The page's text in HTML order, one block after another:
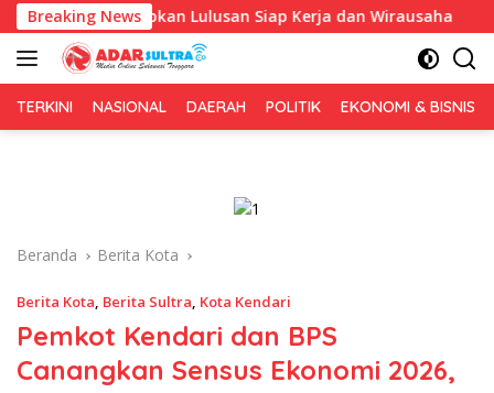
Langsung
ke
konten
Breaking News
Siapkan Lulusan Siap Kerja dan Wirausaha Puluhan
TERKINI NASIONAL DAERAH POLITIK EKONOMI & BISNIS
Beranda Berita Kota
Berita Kota, Berita Sultra, Kota Kendari
Pemkot Kendari dan BPS
Canangkan Sensus Ekonomi 2026,